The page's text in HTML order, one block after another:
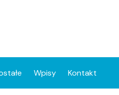
Wpisy Kontakt